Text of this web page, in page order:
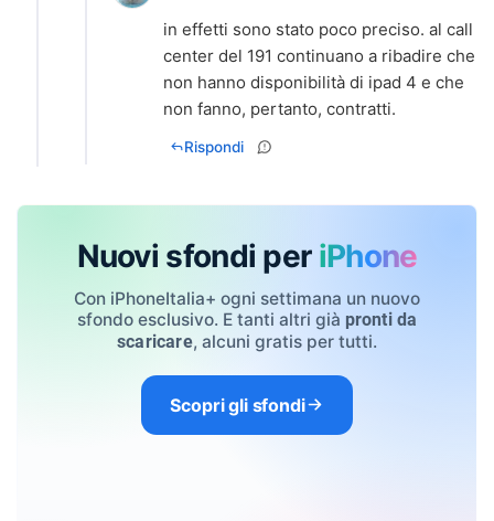
in effetti sono stato poco preciso. al call
center del 191 continuano a ribadire che
non hanno disponibilità di ipad 4 e che
non fanno, pertanto, contratti.
Rispondi
Nuovi sfondi per iPhone
Con iPhoneItalia+ ogni settimana un nuovo
sfondo esclusivo. E tanti altri già pronti da
scaricare, alcuni gratis per tutti.
Scopri gli sfondi